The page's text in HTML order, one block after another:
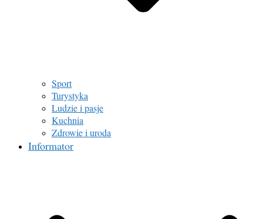
Sport
Turystyka
Ludzie i pasje
Kuchnia
Zdrowie i uroda
Informator